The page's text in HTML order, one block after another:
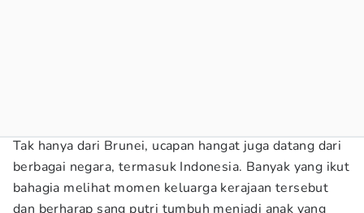
Tak hanya dari Brunei, ucapan hangat juga datang dari
berbagai negara, termasuk Indonesia. Banyak yang ikut
bahagia melihat momen keluarga kerajaan tersebut
dan berharap sang putri tumbuh menjadi anak yang